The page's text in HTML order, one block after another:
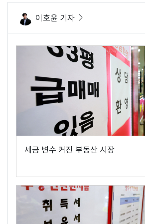
이호윤 기자
세금 변수 커진 부동산 시장